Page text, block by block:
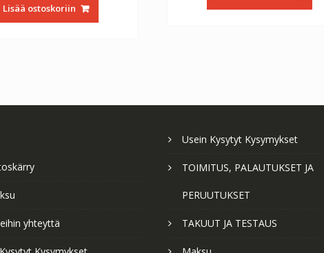
€56.64. €31.47.
Lisää ostoskoriin
€56.64. €31.47.
yhteyttä
Usein Kysytyt Kysymykset
TOIMITUS, PALAUTUKSET JA
PERUUTUKSET
TAKUUT JA TESTAUS